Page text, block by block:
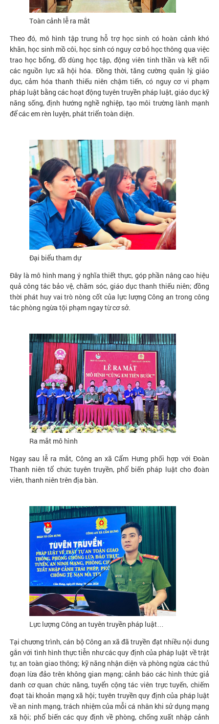
Toàn cảnh lễ ra mắt
Theo đó, mô hình tập trung hỗ trợ học sinh có hoàn cảnh khó
khăn, học sinh mồ côi, học sinh có nguy cơ bỏ học thông qua việc
trao học bổng, đồ dùng học tập, động viên tinh thần và kết nối
các nguồn lực xã hội hóa. Đồng thời, tăng cường quản lý, giáo
dục, cảm hóa thanh thiếu niên chậm tiến, có nguy cơ vi phạm
pháp luật bằng các hoạt động tuyên truyền pháp luật, giáo dục kỹ
năng sống, định hướng nghề nghiệp, tạo môi trường lành mạnh
để các em rèn luyện, phát triển toàn diện.
Đại biểu tham dự
Đây là mô hình mang ý nghĩa thiết thực, góp phần nâng cao hiệu
quả công tác bảo vệ, chăm sóc, giáo dục thanh thiếu niên; đồng
thời phát huy vai trò nòng cốt của lực lượng Công an trong công
tác phòng ngừa tội phạm ngay từ cơ sở.
Ra mắt mô hình
Ngay sau lễ ra mắt, Công an xã Cẩm Hưng phối hợp với Đoàn
Thanh niên tổ chức tuyên truyền, phổ biến pháp luật cho đoàn
viên, thanh niên trên địa bàn.
Lực lượng Công an tuyên truyền pháp luật…
Tại chương trình, cán bộ Công an xã đã truyền đạt nhiều nội dung
gắn với tình hình thực tiễn như các quy định của pháp luật về trật
tự, an toàn giao thông; kỹ năng nhận diện và phòng ngừa các thủ
đoạn lừa đảo trên không gian mạng; cảnh báo các hình thức giả
danh cơ quan chức năng, tuyển cộng tác viên trực tuyến, chiếm
đoạt tài khoản mạng xã hội; tuyên truyền quy định của pháp luật
về an ninh mạng, trách nhiệm của mỗi cá nhân khi sử dụng mạng
xã hội; phổ biến các quy định về phòng, chống xuất nhập cảnh